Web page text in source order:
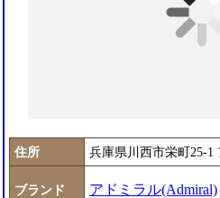
住所 兵庫県川西市栄町25-1
ブランド アドミラル(Admiral)